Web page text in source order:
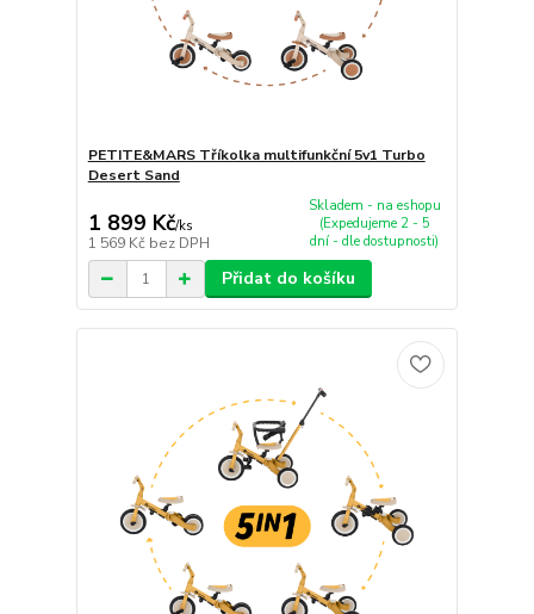
PETITE&MARS Tříkolka multifunkční 5v1 Turbo
Desert Sand
1 899 Kč/ks
1 569 Kč bez DPH
Skladem - na eshopu
(Expedujeme 2 - 5
dní - dle dostupnosti)
Přidat do košíku